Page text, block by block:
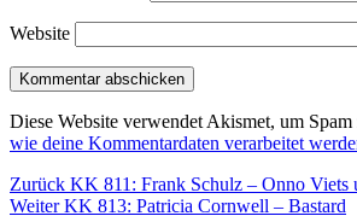
Website
Diese Website verwendet Akismet, um Spam
wie deine Kommentardaten verarbeitet
Beitragsnavigation
Zurück Vorheriger
Beitrag:
KK 811: Frank Schulz – Onno Viets
Weiter Nächster
KK 813: Patricia Cornwell – Bastard